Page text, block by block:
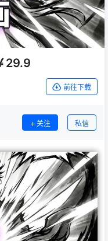
29.9
前往下载
关注 私信